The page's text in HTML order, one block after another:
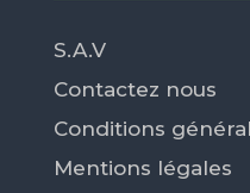
S.A.V
Contactez nous
Conditions
Mentions légales